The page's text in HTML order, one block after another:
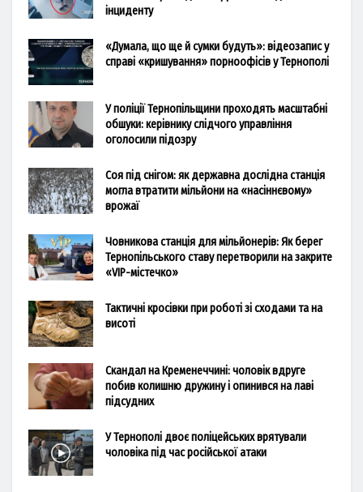
інциденту
«Думала, що ще й сумки будуть»: відеозапис у
справі «кришування» порноофісів у Тернополі
У поліції Тернопільщини проходять масштабні
обшуки: керівнику слідчого управління
оголосили підозру
Соя під снігом: як державна дослідна станція
могла втратити мільйони на «насіннєвому»
врожаї
Човникова станція для мільйонерів: Як берег
Тернопільського ставу перетворили на закрите
«VIP-містечко»
Тактичні кросівки при роботі зі сходами та на
висоті
Скандал на Кременеччині: чоловік вдруге
побив колишню дружину і опинився на лаві
підсудних
У Тернополі двоє поліцейських врятували
чоловіка під час російської атаки